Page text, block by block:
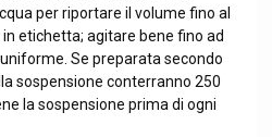
per riportare il volume fino al
etichetta; agitare bene fino ad
Se preparata secondo
sospensione conterranno 250
la sospensione prima di ogni